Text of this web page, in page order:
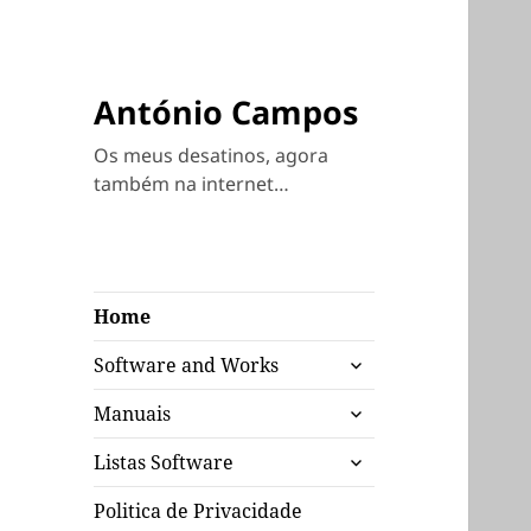
António Campos
Os meus desatinos, agora
também na internet…
Home
Software and Works
expandir
submenu
Manuais
expandir
submenu
Listas Software
expandir
submenu
Politica de Privacidade